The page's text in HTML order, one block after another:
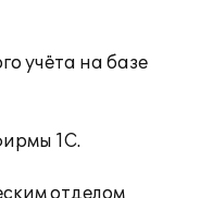
учёта на базе
1С.
отделом